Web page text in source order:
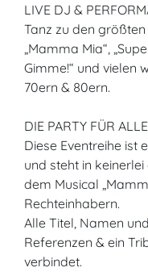
LIVE DJ &
Tanz zu den größten
„Mamma Mia“,
Gimme!“ und vielen
70ern & 80ern.
DIE PARTY FÜR
Diese Eventreihe ist
und steht in
dem Musical
Rechteinhabern.
Alle Titel, Namen
Referenzen & ein
verbindet.